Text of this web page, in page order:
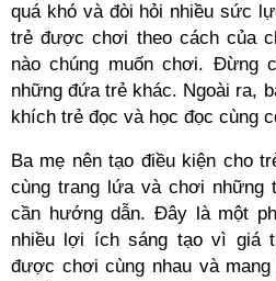
quá khó và đòi hỏi nhiều sức
trẻ được chơi theo cách của
nào chúng muốn chơi. Đừng
những đứa trẻ khác. Ngoài ra,
khích trẻ đọc và học đọc cùng
Ba mẹ nên tạo điều kiện cho
cùng trang lứa và chơi những
cần hướng dẫn. Đây là một
nhiều lợi ích sáng tạo vì giá
được chơi cùng nhau và